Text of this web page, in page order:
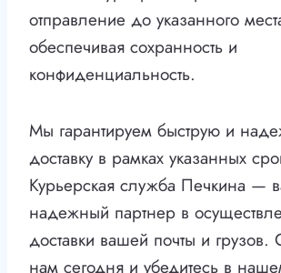
отправление до указанного
обеспечивая сохранность и
конфиденциальность.
Мы гарантируем быструю и
доставку в рамках указанных
Курьерская служба Печкина —
надежный партнер в
доставки вашей почты и грузов.
нам сегодня и убедитесь в